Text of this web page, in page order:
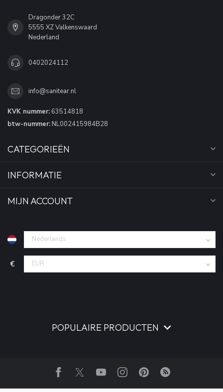
Dragonder 32C
5555 XZ Valkenswaard
Nederland
0402024112
info@sanitear.nl
KVK nummer: 63514818
btw-nummer: NL002415984B28
CATEGORIEËN
INFORMATIE
MIJN ACCOUNT
€
POPULAIRE PRODUCTEN